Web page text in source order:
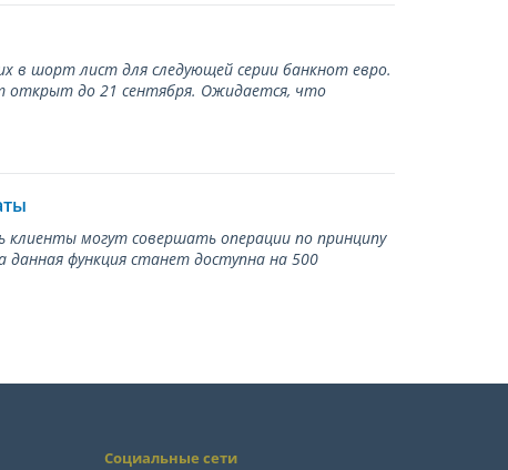
в шорт лист для следующей серии банкнот евро.
открыт до 21 сентября. Ожидается, что
клиенты могут совершать операции по принципу
данная функция станет доступна на 500
Социальные сети